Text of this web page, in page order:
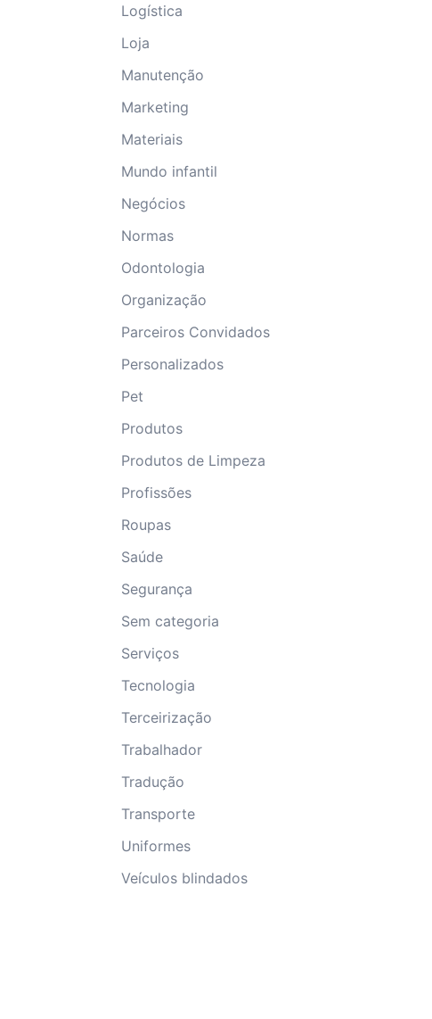
Logística
Loja
Manutenção
Marketing
Materiais
Mundo infantil
Negócios
Normas
Odontologia
Organização
Parceiros Convidados
Personalizados
Pet
Produtos
Produtos de Limpeza
Profissões
Roupas
Saúde
Segurança
Sem categoria
Serviços
Tecnologia
Terceirização
Trabalhador
Tradução
Transporte
Uniformes
Veículos blindados